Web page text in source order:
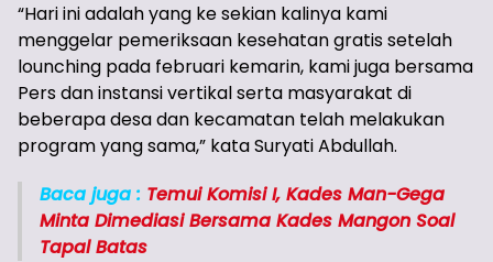
“Hari ini adalah yang ke sekian kalinya kami
menggelar pemeriksaan kesehatan gratis setelah
lounching pada februari kemarin, kami juga bersama
Pers dan instansi vertikal serta masyarakat di
beberapa desa dan kecamatan telah melakukan
program yang sama,” kata Suryati Abdullah.
Baca juga : Temui Komisi I, Kades Man-Gega
Minta Dimediasi Bersama Kades Mangon Soal
Tapal Batas